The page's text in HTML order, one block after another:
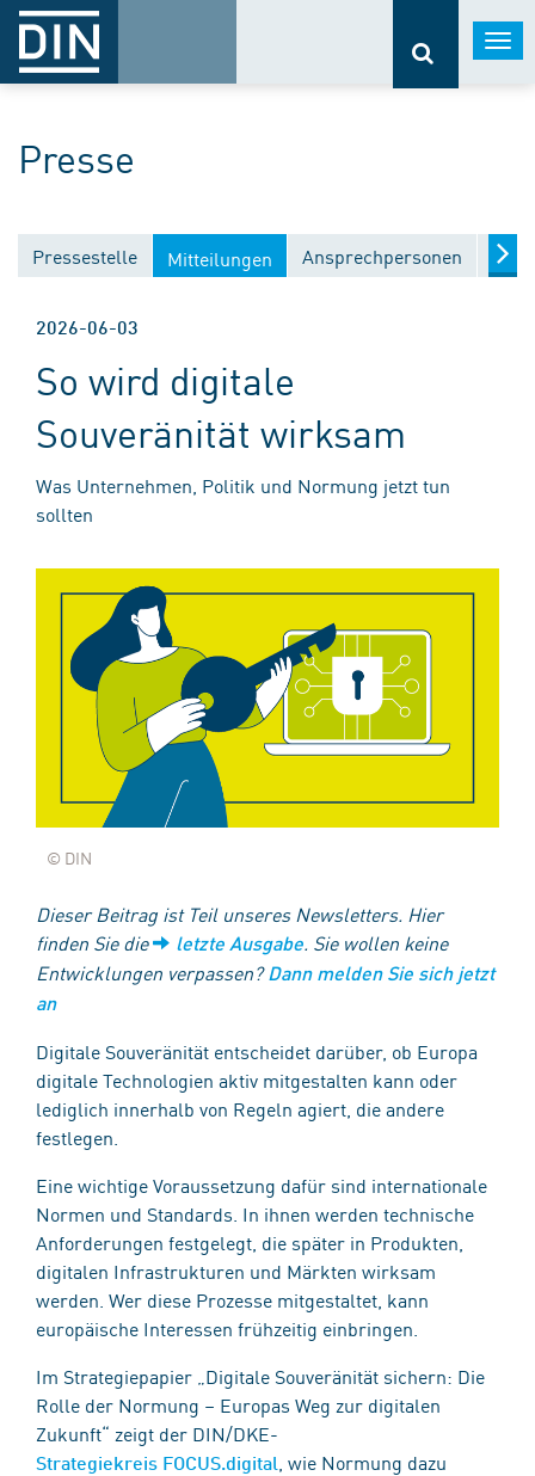
Presse
Pressestelle Mitteilungen Ansprechpersonen
2026-06-03
So wird digitale
Souveränität wirksam
Was Unternehmen, Politik und Normung jetzt tun
sollten
© DIN
Dieser Beitrag ist Teil unseres Newsletters. Hier
finden Sie die
letzte Ausgabe. Sie wollen keine
Entwicklungen verpassen? Dann melden Sie sich jetzt
an
Digitale Souveränität entscheidet darüber, ob Europa
digitale Technologien aktiv mitgestalten kann oder
lediglich innerhalb von Regeln agiert, die andere
festlegen.
Eine wichtige Voraussetzung dafür sind internationale
Normen und Standards. In ihnen werden technische
Anforderungen festgelegt, die später in Produkten,
digitalen Infrastrukturen und Märkten wirksam
werden. Wer diese Prozesse mitgestaltet, kann
europäische Interessen frühzeitig einbringen.
Im Strategiepapier „Digitale Souveränität sichern: Die
Rolle der Normung – Europas Weg zur digitalen
Zukunft“ zeigt der DIN/DKE-
Strategiekreis FOCUS.digital , wie Normung dazu